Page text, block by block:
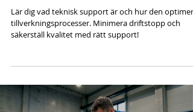
Lär dig vad teknisk support är och hur den
tillverkningsprocesser. Minimera driftstopp och
säkerställ kvalitet med rätt support!